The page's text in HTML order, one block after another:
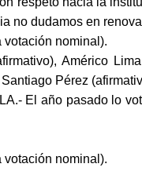
no dudamos en
votación nominal).
Américo
Pérez
El año pasado lo
votación nominal).